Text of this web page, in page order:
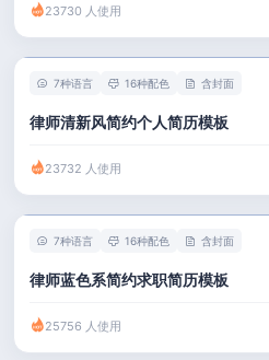
23730 人使用
7种语言 16种配色 含封面
律师清新风简约个人简历模板
23732 人使用
7种语言 16种配色 含封面
律师蓝色系简约求职简历模板
25756 人使用